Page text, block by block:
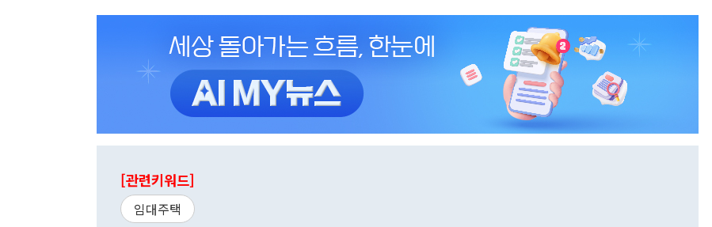
[관련키워드]
임대주택